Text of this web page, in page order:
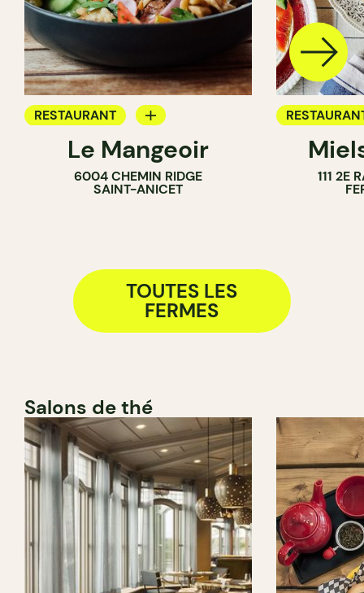
RESTAURANT
APPORTEZ VOTRE VIN
FERME
Le Mangeoir
6004 CHEMIN RIDGE
SAINT-ANICET
FERME
111 2E
TOUTES LES
FERMES
Salons de thé